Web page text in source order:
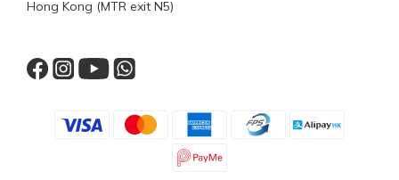
Hong Kong (MTR exit N5)